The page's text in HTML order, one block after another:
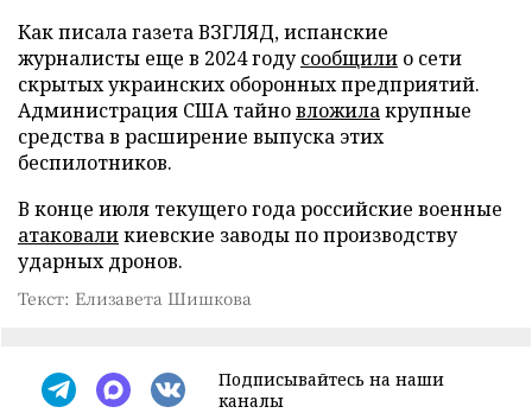
Как писала газета ВЗГЛЯД, испанские
журналисты еще в 2024 годусообщили о сети
скрытых украинских оборонных предприятий.
Администрация США тайновложилакрупные
средства в расширение выпуска этих
беспилотников.
В конце июля текущего года российские военные
атаковаликиевские заводы по производству
ударных дронов.
Текст: Елизавета Шишкова
Подписывайтесь на наши
каналы